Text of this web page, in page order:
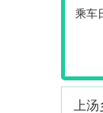
乘车
上